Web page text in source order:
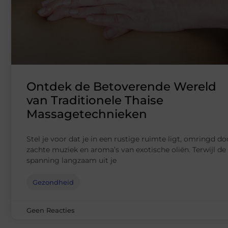
Ontdek de Betoverende Wereld
van Traditionele Thaise
Massagetechnieken
Stel je voor dat je in een rustige ruimte ligt, omringd
zachte muziek en aroma’s van exotische oliën. Terwijl de
spanning langzaam uit je
Gezondheid
Geen Reacties